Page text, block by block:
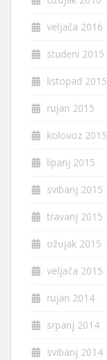
veljača 2016
studeni 2015
listopad 2015
rujan 2015
kolovoz 2015
lipanj 2015
svibanj 2015
travanj 2015
ožujak 2015
veljača 2015
rujan 2014
srpanj 2014
svibanj 2014